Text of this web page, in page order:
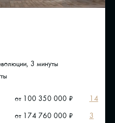
3 минуты
от 100 350 000 ₽
14
от 174 760 000 ₽
3